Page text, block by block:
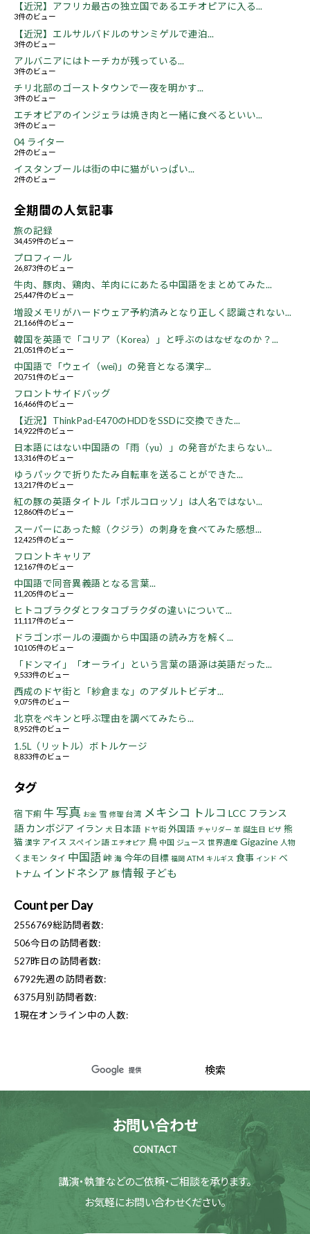
【近況】アフリカ最古の独立国であるエチオピアに入る...
3件のビュー
【近況】エルサルバドルのサンミゲルで連泊...
3件のビュー
アルバニアにはトーチカが残っている...
3件のビュー
チリ北部のゴーストタウンで一夜を明かす...
3件のビュー
エチオピアのインジェラは焼き肉と一緒に食べるといい...
3件のビュー
04 ライター
2件のビュー
イスタンブールは街の中に猫がいっぱい...
2件のビュー
全期間の人気記事
旅の記録
34,459件のビュー
プロフィール
26,873件のビュー
牛肉、豚肉、鶏肉、羊肉ににあたる中国語をまとめてみた...
25,447件のビュー
増設メモリがハードウェア予約済みとなり正しく認識されない...
21,166件のビュー
韓国を英語で「コリア（Korea）」と呼ぶのはなぜなのか？...
21,051件のビュー
中国語で「ウェイ（wei)」の発音となる漢字...
20,751件のビュー
フロントサイドバッグ
16,466件のビュー
【近況】ThinkPad-E470のHDDをSSDに交換できた...
14,922件のビュー
日本語にはない中国語の「雨（yu）」の発音がたまらない...
13,316件のビュー
ゆうパックで折りたたみ自転車を送ることができた...
13,217件のビュー
紅の豚の英語タイトル「ポルコロッソ」は人名ではない...
12,860件のビュー
スーパーにあった鯨（クジラ）の刺身を食べてみた感想...
12,425件のビュー
フロントキャリア
12,167件のビュー
中国語で同音異義語となる言葉...
11,205件のビュー
ヒトコブラクダとフタコブラクダの違いについて...
11,117件のビュー
ドラゴンボールの漫画から中国語の読み方を解く...
10,105件のビュー
「ドンマイ」「オーライ」という言葉の語源は英語だった...
9,533件のビュー
西成のドヤ街と「紗倉まな」のアダルトビデオ...
9,075件のビュー
北京をペキンと呼ぶ理由を調べてみたら...
8,952件のビュー
1.5L（リットル）ボトルケージ
8,833件のビュー
タグ
宿 下痢 牛 写真 お金 雪 修理 台湾 メキシコ トルコ LCC フランス
語 カンボジア イラン 犬 日本語 ドヤ街 外国語 チャリダー 羊 誕生日 ビザ 熊
猫 漢字 アイス スペイン語 エチオピア 鳥 中国 ジュース 世界遺産 Gigazine 人物
くまモン タイ 中国語峠 海 今年の目標 福岡 ATM キルギス 食事 インド ベ
トナム インドネシア 豚 情報 子ども
Count per Day
2556769総訪問者数:
506今日の訪問者数:
527昨日の訪問者数:
6792先週の訪問者数:
6375月別訪問者数:
1 現在オンライン中の人数:
お問い合わせ
CONTACT
講演・執筆などのご依頼・ご相談を承ります。
お気軽にお問い合わせください。